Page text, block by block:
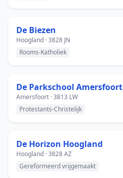
De Biezen
Hoogland · 3828 JN
Rooms-Katholiek
De Parkschool Amersfoort
Amersfoort · 3813 LW
Protestants-Christelijk
De Horizon Hoogland
Hoogland · 3828 AZ
Gereformeerd vrijgemaakt